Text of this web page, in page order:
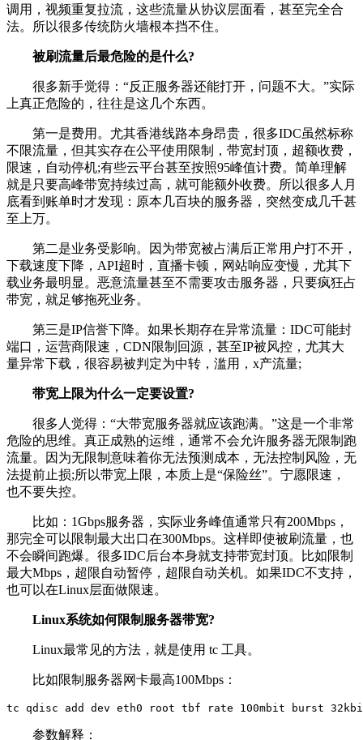
调用，视频重复拉流，这些流量从协议层面看，甚至完全合
法。所以很多传统防火墙根本挡不住。
被刷流量后最危险的是什么?
很多新手觉得：“反正服务器还能打开，问题不大。”实际
上真正危险的，往往是这几个东西。
第一是费用。尤其香港线路本身昂贵，很多IDC虽然标称
不限流量，但其实存在公平使用限制，带宽封顶，超额收费，
限速，自动停机;有些云平台甚至按照95峰值计费。简单理解
就是只要高峰带宽持续过高，就可能额外收费。所以很多人月
底看到账单时才发现：原本几百块的服务器，突然变成几千甚
至上万。
第二是业务受影响。因为带宽被占满后正常用户打不开，
下载速度下降，API超时，直播卡顿，网站响应变慢，尤其下
载业务最明显。恶意流量甚至不需要攻击服务器，只要疯狂占
带宽，就足够拖死业务。
第三是IP信誉下降。如果长期存在异常流量：IDC可能封
端口，运营商限速，CDN限制回源，甚至IP被风控，尤其大
量异常下载，很容易被判定为中转，滥用，x产流量;
带宽上限为什么一定要设置?
很多人觉得：“大带宽服务器就应该跑满。”这是一个非常
危险的思维。真正成熟的运维，通常不会允许服务器无限制跑
流量。因为无限制意味着你无法预测成本，无法控制风险，无
法提前止损;所以带宽上限，本质上是“保险丝”。宁愿限速，
也不要失控。
比如：1Gbps服务器，实际业务峰值通常只有200Mbps，
那完全可以限制最大出口在300Mbps。这样即使被刷流量，也
不会瞬间跑爆。很多IDC后台本身就支持带宽封顶。比如限制
最大Mbps，超限自动暂停，超限自动关机。如果IDC不支持，
也可以在Linux层面做限速。
Linux系统如何限制服务器带宽?
Linux最常见的方法，就是使用 tc 工具。
比如限制服务器网卡最高100Mbps：
tc qdisc add dev eth0 root tbf rate 100mbit burst
参数解释：